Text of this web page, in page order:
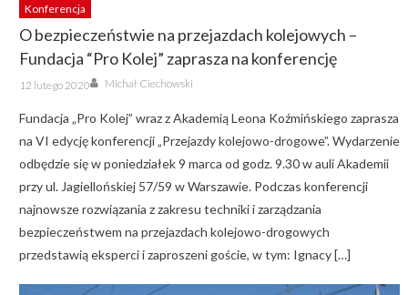
Konferencja
O bezpieczeństwie na przejazdach kolejowych –
Fundacja “Pro Kolej” zaprasza na konferencję
Posted
on
12 lutego 2020 Author
Michał Ciechowski
Fundacja „Pro Kolej” wraz z Akademią Leona Koźmińskiego zaprasza
na VI edycję konferencji „Przejazdy kolejowo-drogowe”. Wydarzenie
odbędzie się w poniedziałek 9 marca od godz. 9.30 w auli Akademii
przy ul. Jagiellońskiej 57/59 w Warszawie. Podczas konferencji
najnowsze rozwiązania z zakresu techniki i zarządzania
bezpieczeństwem na przejazdach kolejowo-drogowych
przedstawią eksperci i zaproszeni goście, w tym: Ignacy […]